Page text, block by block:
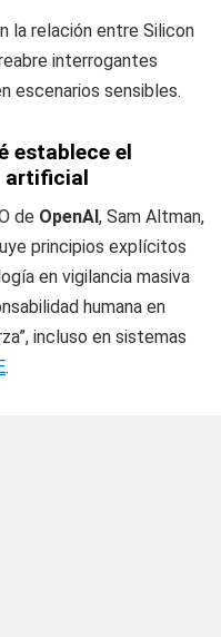
la relación entre Silicon
interrogantes
escenarios sensibles.
establece el
artificial
de OpenAI, Sam Altman,
principios explícitos
en vigilancia masiva
humana en
incluso en sistemas
.